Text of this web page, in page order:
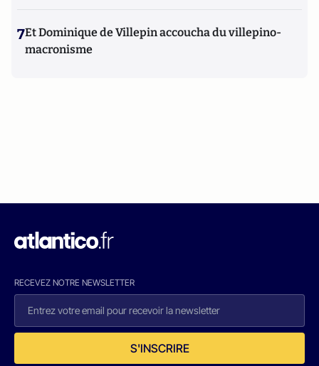
7Et Dominique de Villepin accoucha du villepino-
macronisme
RECEVEZ NOTRE NEWSLETTER
S'INSCRIRE